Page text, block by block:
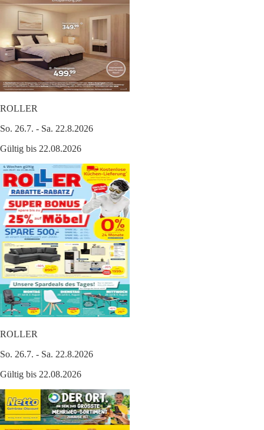
ROLLER
So. 26.7. - Sa. 22.8.2026
Gültig bis 22.08.2026
ROLLER
So. 26.7. - Sa. 22.8.2026
Gültig bis 22.08.2026